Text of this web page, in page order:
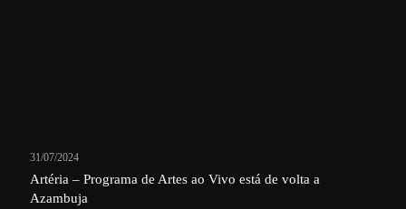
31/07/2024
Artéria – Programa de Artes ao Vivo está de volta a
Azambuja